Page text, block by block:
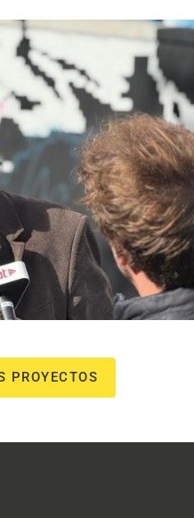
Urbà
Estrategia de
digital y
PROYECTOS